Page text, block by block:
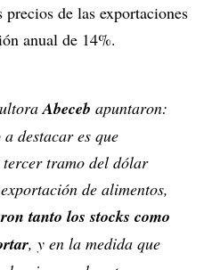
de las exportaciones
anual de 14%.
Abeceb apuntaron:
a destacar es que
tramo del dólar
de alimentos,
tanto los stocks como
, y en la medida que